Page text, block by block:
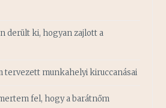
derült ki, hogyan zajlott a
tervezett munkahelyi kiruccanásai
fel, hogy a barátnőm